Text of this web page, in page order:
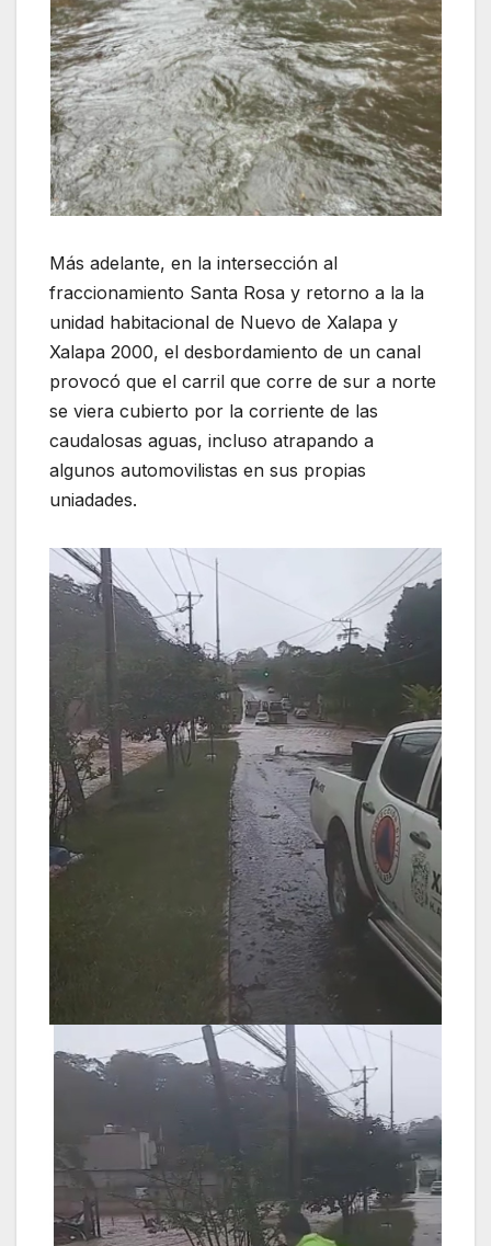
Más adelante, en la intersección al
fraccionamiento Santa Rosa y retorno a la la
unidad habitacional de Nuevo de Xalapa y
Xalapa 2000, el desbordamiento de un canal
provocó que el carril que corre de sur a norte
se viera cubierto por la corriente de las
caudalosas aguas, incluso atrapando a
algunos automovilistas en sus propias
uniadades.